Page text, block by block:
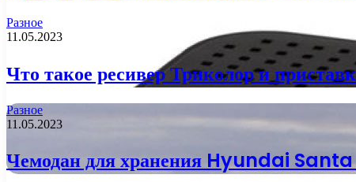
Разное
11.05.2023
Что такое ресивер Триколор и
Разное
11.05.2023
Чемодан для хранения Hyundai Santa